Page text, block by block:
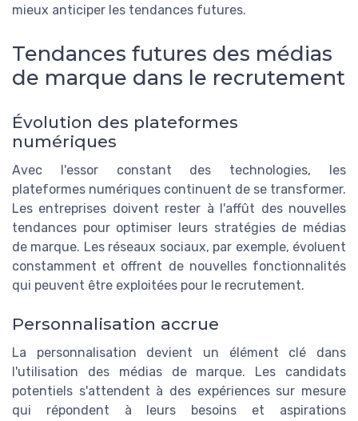
mieux anticiper les tendances futures.
Tendances futures des médias
de marque dans le recrutement
Évolution des plateformes
numériques
Avec l'essor constant des technologies, les
plateformes numériques continuent de se transformer.
Les entreprises doivent rester à l'affût des nouvelles
tendances pour optimiser leurs stratégies de médias
de marque. Les réseaux sociaux, par exemple, évoluent
constamment et offrent de nouvelles fonctionnalités
qui peuvent être exploitées pour le recrutement.
Personnalisation accrue
La personnalisation devient un élément clé dans
l'utilisation des médias de marque. Les candidats
potentiels s'attendent à des expériences sur mesure
qui répondent à leurs besoins et aspirations